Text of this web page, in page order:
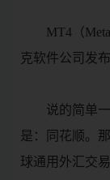
MT4（
克软件公司发
说的简单
是：同花顺。
球通用外汇交